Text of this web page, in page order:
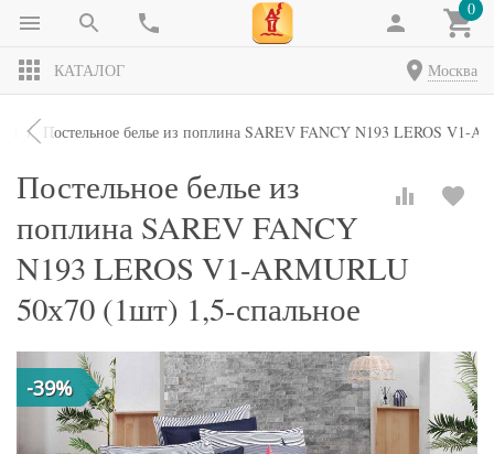
0
КАТАЛОГ Москва
Постельное белье из поплина SAREV FANCY N193 LEROS V1-
Постельное белье из
поплина SAREV FANCY
N193 LEROS V1-ARMURLU
50х70 (1шт) 1,5-спальное
-39%